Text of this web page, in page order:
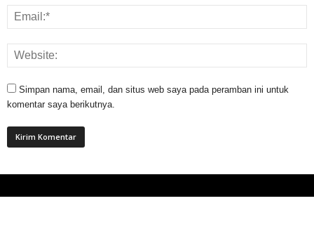
Simpan nama, email, dan situs web saya pada peramban ini untuk
komentar saya berikutnya.